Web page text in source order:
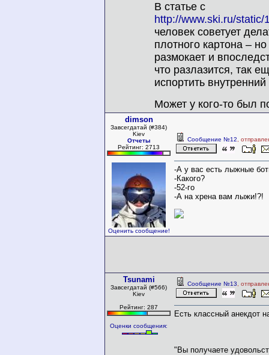
В статье с
http://www.ski.ru/static/
человек советует
плотного картона –
размокает и
что разлазится, так
испортить
Может у кого-то был
dimson
Завсегдатай (#384)
Kiev
Отчеты
Рейтинг: 2713
Оценить сообщение!
Сообщение №12 ,
-А у вас есть лыжные
-Какого?
-52-го
-А на хрена вам лыжи!?!
Tsunami
Завсегдатай (#566)
Kiev
Рейтинг: 287
Оценки сообщения:
Сообщение №13 ,
Есть классный анекдот
"Вы получаете